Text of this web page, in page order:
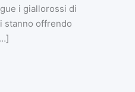
i giallorossi di
stanno offrendo